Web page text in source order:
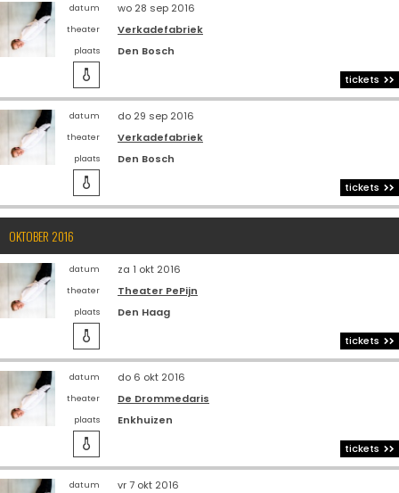
datum wo 28 sep 2016
theater Verkadefabriek
plaats Den Bosch
 tickets
datum do 29 sep 2016
theater Verkadefabriek
plaats Den Bosch
 tickets
OKTOBER 2016
datum za 1 okt 2016
theater Theater PePijn
plaats Den Haag
 tickets
datum do 6 okt 2016
theater De Drommedaris
plaats Enkhuizen
 tickets
datum vr 7 okt 2016